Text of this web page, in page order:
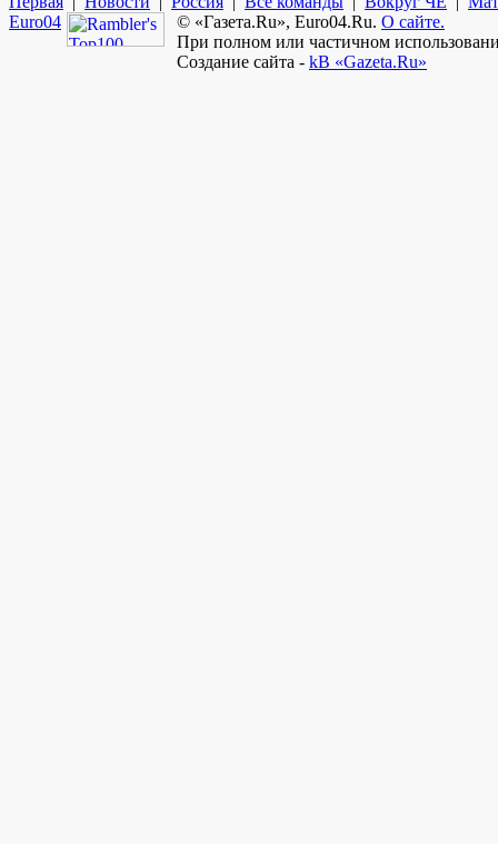
Euro04 © «Газета.Ru», Euro04.Ru. О сайте.
При полном или частичном
Создание сайта - kB «Gazeta.Ru»